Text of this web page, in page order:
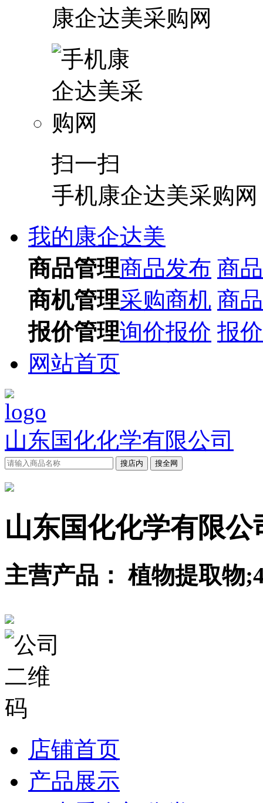
康企达美采购网
扫一扫
手机康企达美采购网
我的康企达美
商品管理商品发布 商
商机管理采购商机 商
报价管理询价报价 报
网站首页
山东国化化学有限公司
搜店内 搜全网
山东国化化学有限公
主营产品： 植物提取物
店铺首页
产品展示